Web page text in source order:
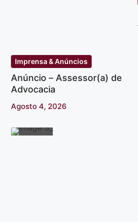
Imprensa & Anúncios
Anúncio – Assessor(a) de
Advocacia
Agosto 4, 2026